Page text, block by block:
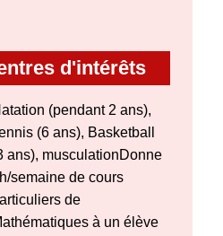
d'intérêts
(pendant 2 ans),
(6 ans), Basketball
ans), musculationDonne
semaine de cours
de
à un élève